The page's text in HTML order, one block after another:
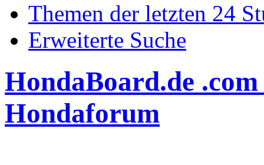
Themen der letzten 24
Erweiterte Suche
HondaBoard.de
Hondaforum